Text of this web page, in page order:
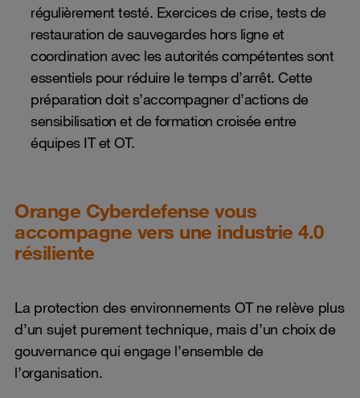
régulièrement testé. Exercices de crise, tests de
restauration de sauvegardes hors ligne et
coordination avec les autorités compétentes sont
essentiels pour réduire le temps d’arrêt. Cette
préparation doit s’accompagner d’actions de
sensibilisation et de formation croisée entre
équipes IT et OT.
Orange Cyberdefense vous
accompagne vers une industrie 4.0
résiliente
La protection des environnements OT ne relève plus
d’un sujet purement technique, mais d’un choix de
gouvernance qui engage l’ensemble de
l’organisation.